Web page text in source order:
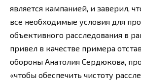
является кампанией, и заверил,
все необходимые условия для
объективного расследования в
привел в качестве примера
обороны Анатолия Сердюкова,
«чтобы обеспечить чистоту